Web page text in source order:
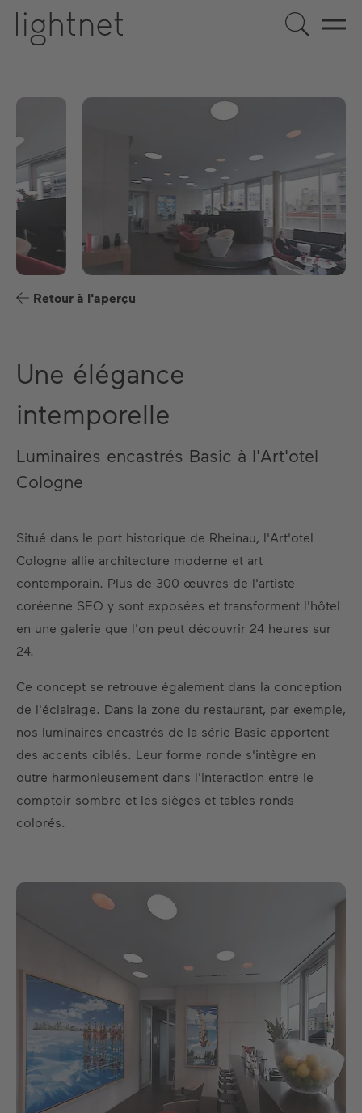
FR DE
Retour à l'aperçu
Une élégance
intemporelle
Luminaires encastrés Basic à l'Art'otel
Cologne
Situé dans le port historique de Rheinau, l'Art'otel
Cologne allie architecture moderne et art
contemporain. Plus de 300 œuvres de l'artiste
coréenne SEO y sont exposées et transforment l'hôtel
en une galerie que l'on peut découvrir 24 heures sur
24.
Ce concept se retrouve également dans la conception
de l'éclairage. Dans la zone du restaurant, par exemple,
nos luminaires encastrés de la série Basic apportent
des accents ciblés. Leur forme ronde s'intègre en
outre harmonieusement dans l'interaction entre le
comptoir sombre et les sièges et tables ronds
colorés.